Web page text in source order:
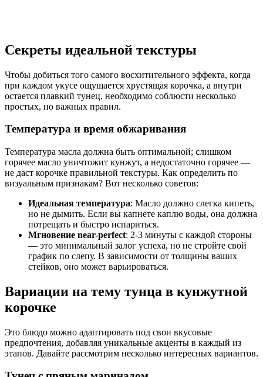
Секреты идеальной текстуры
Чтобы добиться того самого восхитительного эффекта, когда
при каждом укусе ощущается хрустящая корочка, а внутри
остается плавкий тунец, необходимо соблюсти несколько
простых, но важных правил.
Температура и время обжаривания
Температура масла должна быть оптимальной; слишком
горячее масло уничтожит кунжут, а недостаточно горячее —
не даст корочке правильной текстуры. Как определить по
визуальным признакам? Вот несколько советов:
Идеальная температура: Масло должно слегка кипеть,
но не дымить. Если вы капнете каплю воды, она должна
потрещать и быстро испариться.
Мгновение near-perfect: 2-3 минуты с каждой стороны
— это минимальный залог успеха, но не стройте свой
график по слепу. В зависимости от толщины ваших
стейков, оно может варьироваться.
Вариации на тему тунца в кунжутной
корочке
Это блюдо можно адаптировать под свои вкусовые
предпочтения, добавляя уникальные акценты в каждый из
этапов. Давайте рассмотрим несколько интересных вариантов.